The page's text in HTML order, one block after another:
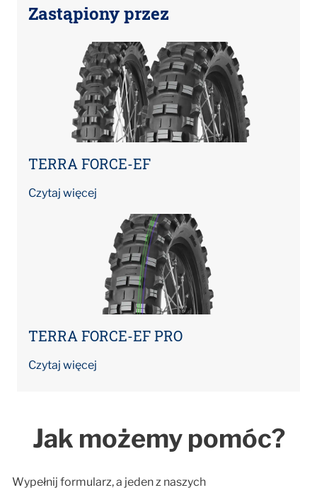
Zastąpiony przez
TERRA FORCE-EF
Czytaj więcej
TERRA FORCE-EF PRO
Czytaj więcej
Jak możemy pomóc?
Wypełnij formularz, a jeden z naszych